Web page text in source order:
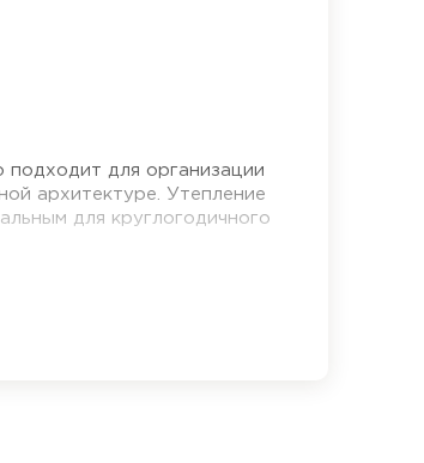
подходит для организации
архитектуре. Утепление
для круглогодичного